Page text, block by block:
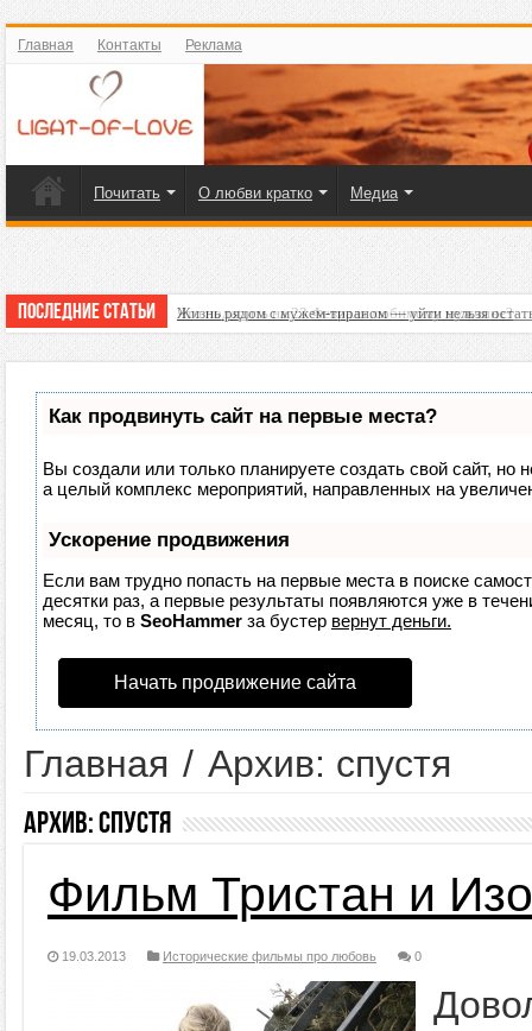
Главная Контакты Реклама
Почитать О любви кратко Медиа
Последние статьи Жизнь рядом с мужем-тираном — уйти нельзя
Что подарить на 23 Февраля любимому мужчине?
Как продвинуть сайт на первые места?
Вы создали или только планируете создать свой сайт, но
а целый комплекс мероприятий, направленных на
Ускорение продвижения
Если вам трудно попасть на первые места в поиске
десятки раз, а первые результаты появляются уже в
месяц, то в SeoHammerза бустер вернут деньги.
Начать продвижение сайта
Главная / Архив: спустя
Архив:спустя
Фильм Тристан и
19.03.2013 Исторические фильмы про любовь 0